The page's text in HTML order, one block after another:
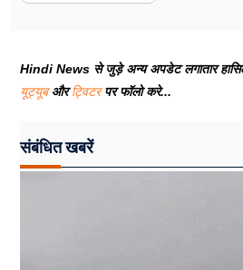
Hindi News से जुड़े अन्य अपडेट लगातार
यूट्यूबऔरट्विटरपर फॉलो करे...
संबंधित खबरें